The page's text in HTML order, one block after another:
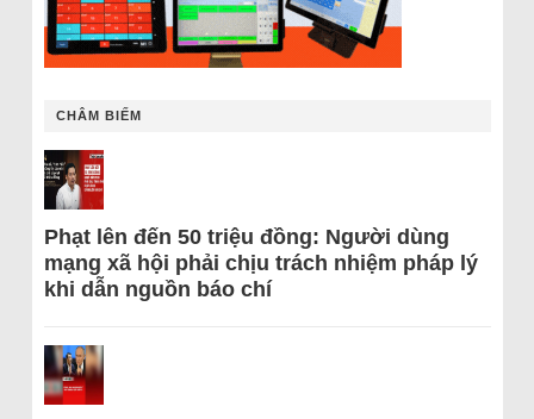
CHÂM BIẾM
Phạt lên đến 50 triệu đồng: Người dùng
mạng xã hội phải chịu trách nhiệm pháp lý
khi dẫn nguồn báo chí